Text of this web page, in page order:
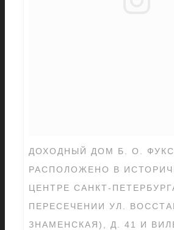
ДОХОДНЫЙ ДОМ Б. О.
РАСПОЛОЖЕНО В
ЦЕНТРЕ САНКТ-
ПЕРЕСЕЧЕНИИ УЛ.
ЗНАМЕНСКАЯ), Д. 41 И